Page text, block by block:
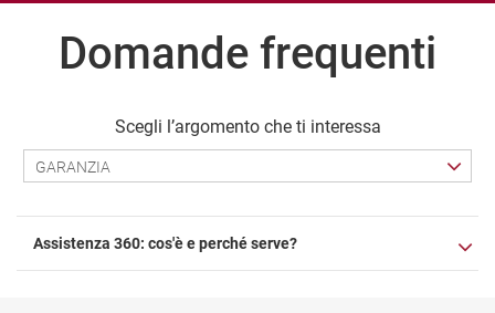
Domande frequenti
Scegli l’argomento che ti interessa
GARANZIA
Assistenza 360: cos'è e perché serve?